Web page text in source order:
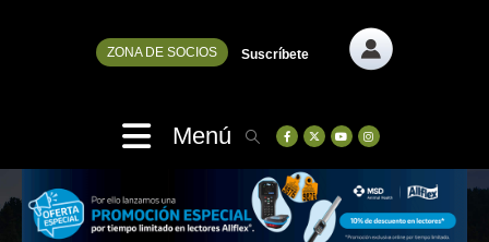
ZONA DE SOCIOS Suscríbete
Menú